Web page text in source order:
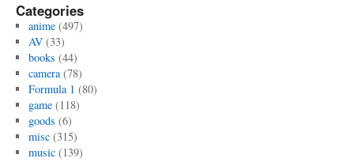
Categories
anime(497)
AV(33)
books (44)
camera(78)
Formula 1 (80)
game(118)
goods (6)
misc(315)
music(139)